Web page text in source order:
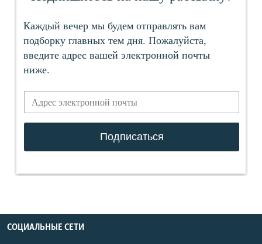
СОЦИАЛЬНЫЕ СЕТИ